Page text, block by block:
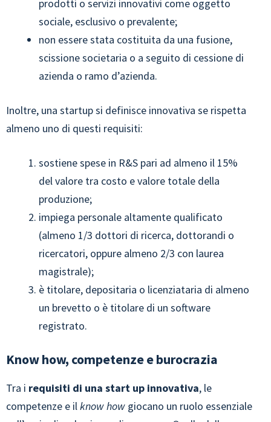
prodotti o servizi innovativi come oggetto
sociale, esclusivo o prevalente;
non essere stata costituita da una fusione,
scissione societaria o a seguito di cessione di
azienda o ramo d’azienda.
Inoltre, una startup si definisce innovativa se rispetta
almeno uno di questi requisiti:
sostiene spese in R&S pari ad almeno il 15%
del valore tra costo e valore totale della
produzione;
impiega personale altamente qualificato
(almeno 1/3 dottori di ricerca, dottorandi o
ricercatori, oppure almeno 2/3 con laurea
magistrale);
è titolare, depositaria o licenziataria di almeno
un brevetto o è titolare di un software
registrato.
Know how, competenze e burocrazia
Tra i requisiti di una start up innovativa, le
competenze e ilknow how giocano un ruolo essenziale